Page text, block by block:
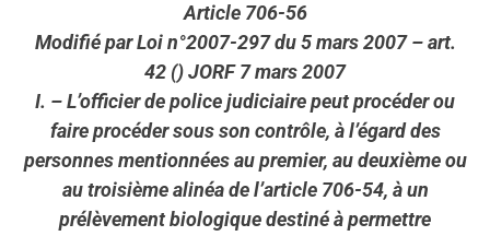
Article 706-56
Modifié par Loi n°2007-297 du 5 mars 2007 – art.
42 () JORF 7 mars 2007
I. – L’officier de police judiciaire peut procéder ou
faire procéder sous son contrôle, à l’égard des
personnes mentionnées au premier, au deuxième ou
au troisième alinéa de l’article 706-54, à un
prélèvement biologique destiné à permettre